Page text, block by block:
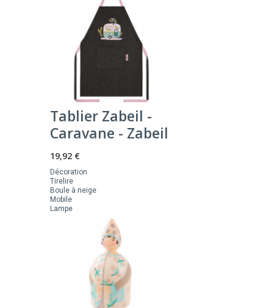
Tablier Zabeil -
Caravane - Zabeil
19,92 €
Décoration
Tirelire
Boule à neige
Mobile
Lampe